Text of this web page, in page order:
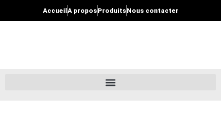
Accueil A propos Produits Nous contacter